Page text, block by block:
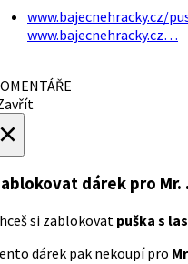
www.bajecnehracky.cz/
www.bajecnehracky.cz…
dárek pro
si zablokovat puška s
dárek pak nekoupí pro